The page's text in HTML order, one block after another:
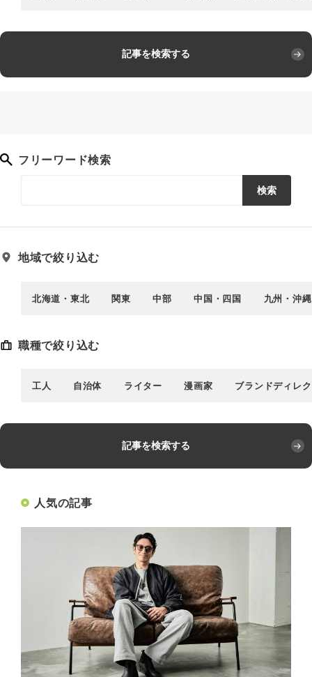
記事を検索する
フリーワード検索
検索
地域で絞り込む
北海道・東北 関東 中部 中国・四国 九州・沖縄
職種で絞り込む
工人 自治体 ライター 漫画家 ブランドディレ
記事を検索する
人気の記事